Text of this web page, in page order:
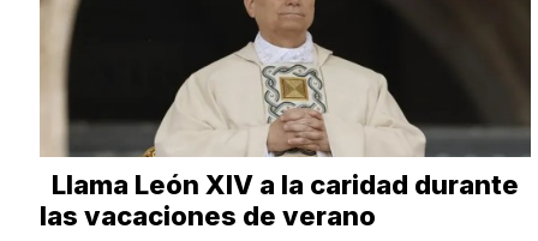
Llama León XIV a la caridad durante
las vacaciones de verano